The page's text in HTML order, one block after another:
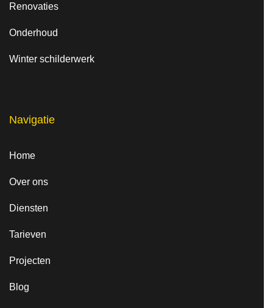
Renovaties
Onderhoud
Winter schilderwerk
Navigatie
Home
Over ons
Diensten
Tarieven
Projecten
Blog